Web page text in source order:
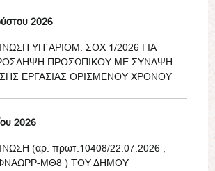
2026
ΥΠ΄ΑΡΙΘΜ. ΣΟΧ 1/2026 ΓΙΑ
ΠΡΟΣΩΠΙΚΟΥ ΜΕ ΣΥΝΑΨΗ
ΕΡΓΑΣΙΑΣ ΟΡΙΣΜΕΝΟΥ ΧΡΟΝΟΥ
2026
(αρ. πρωτ.10408/22.07.2026 ,
ΜΘ8 ) ΤΟΥ ΔΗΜΟΥ